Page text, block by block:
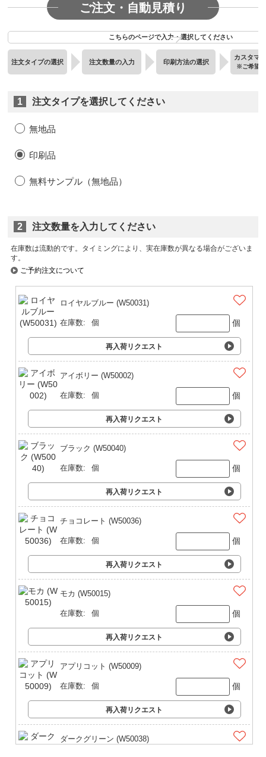
ご注文・自動見積り
こちらのページで入力・選択してください
注文タイプの選択 注文数量の入力 印刷方法の選択
カスタマ
※ご希望
1 注文タイプを選択してください
無地品
印刷品
無料サンプル（無地品）
2 注文数量を入力してください
在庫数は流動的です。タイミングにより、実在庫数が異なる場合がございま
す。
ご予約注文について
ロイヤルブルー (W50031)
在庫数: 個 個
再入荷リクエスト
アイボリー (W50002)
在庫数: 個 個
再入荷リクエスト
ブラック (W50040)
在庫数: 個 個
再入荷リクエスト
チョコレート (W50036)
在庫数: 個 個
再入荷リクエスト
モカ (W50015)
在庫数: 個 個
再入荷リクエスト
アプリコット (W50009)
在庫数: 個 個
再入荷リクエスト
ダークグリーン (W50038)